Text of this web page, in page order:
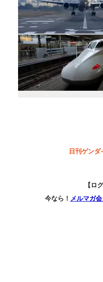
日刊ゲン
【ロ
今なら！ メルマガ